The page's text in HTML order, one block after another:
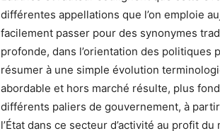
différentes appellations que l’on emploie
facilement passer pour des synonymes
profonde, dans l’orientation des
résumer à une simple évolution
abordable et hors marché résulte, plus
différents paliers de gouvernement, à
l’État dans ce secteur d’activité au profit